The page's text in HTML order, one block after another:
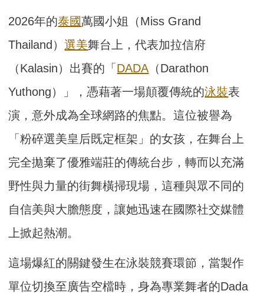
2026年的泰國萬國小姐（Miss Grand
Thailand）選美舞台上，代表加拉信府
（Kalasin）出賽的「 DADA （Darathon
Yuthong）」，憑藉著一場顛覆傳統的泳裝表
演，意外成為全球網路的焦點。這位被譽為
「粉碎選美皇后既定框架」的女孩，在舞台上
完全拋棄了優雅端莊的傳統台步，轉而以充滿
野性與力量的街舞橫掃現場，這種與眾不同的
自信美與大膽態度，讓她迅速在國際社交媒體
上掀起熱潮。
這場爆紅的關鍵發生在泳裝競賽環節，當製作
單位切換至廣告空檔時，身為專業舞者的Dada